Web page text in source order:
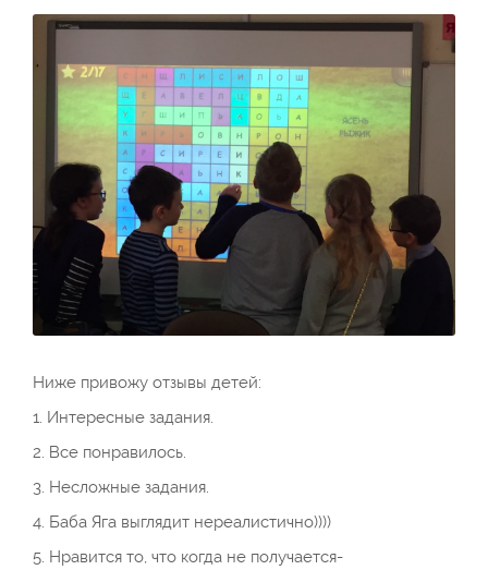
Ниже привожу отзывы детей:
1. Интересные задания.
2. Все понравилось.
3. Несложные задания.
4. Баба Яга выглядит нереалистично))))
5. Нравится то, что когда не получается-